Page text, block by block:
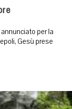
per la
Gesù prese